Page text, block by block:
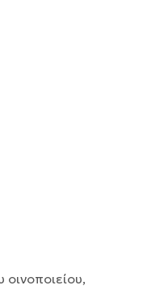
οινοποιείου,